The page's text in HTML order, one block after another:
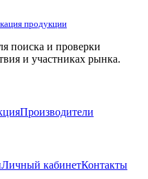
продукции
поиска и проверки
и участниках рынка.
Производители
Личный кабинетКонтакты